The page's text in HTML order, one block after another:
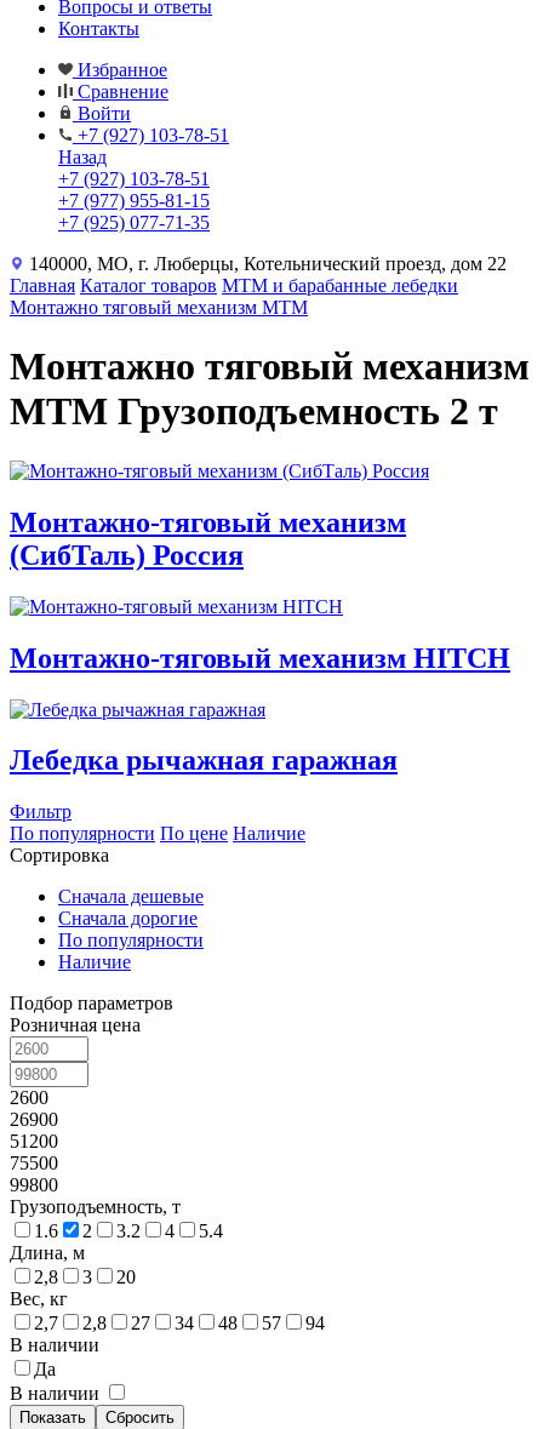
Вопросы и ответы
Контакты
Избранное
Сравнение
Войти
+7 (927) 103-78-51
Назад
+7 (927) 103-78-51
+7 (977) 955-81-15
+7 (925) 077-71-35
140000, МО, г. Люберцы, Котельнический проезд, дом 22
Главная Каталог товаров МТМ и барабанные лебедки
Монтажно тяговый механизм МТМ
Монтажно тяговый механизм
МТМ Грузоподъемность 2 т
Монтажно-тяговый механизм
(СибТаль) Россия
Монтажно-тяговый механизм HITCH
Лебедка рычажная гаражная
Фильтр
По популярности По цене Наличие
Сортировка
Сначала дешевые
Сначала дорогие
По популярности
Наличие
Подбор параметров
Розничная цена
2600
26900
51200
75500
99800
Грузоподъемность, т
1.6
2 3.2 4
5.4
Длина, м
2,8
3
20
Вес, кг
2,7
2,8 27 34 48 57
94
В наличии
Да
В наличии